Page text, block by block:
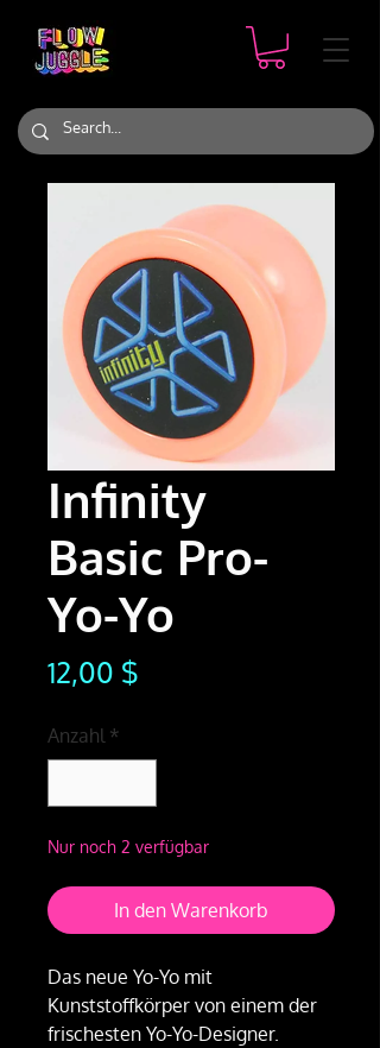
Infinity
Basic Pro-
Yo-Yo
12,00 $
Anzahl *
Nur noch 2 verfügbar
In den Warenkorb
Das neue Yo-Yo mit
Kunststoffkörper von einem der
frischesten Yo-Yo-Designer.